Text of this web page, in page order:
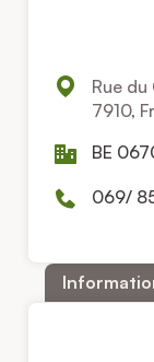
Rue du
7910,
BE
069/